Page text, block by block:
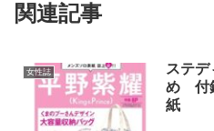
関連記事
女性誌
ステ
め 付
紙